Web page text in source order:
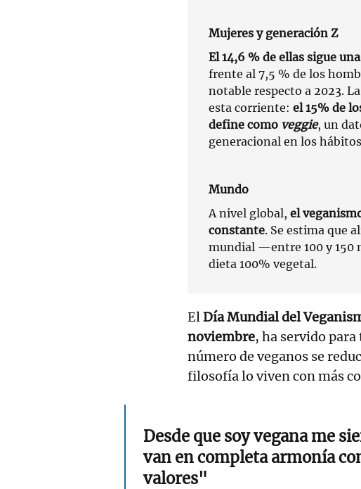
Mujeres y generación Z
El 14,6 % de ellas sigue
frente al 7,5 % de los
notable respecto a 2023.
esta corriente: el 15% de
define como veggie, un
generacional en los
Mundo
A nivel global, el
constante. Se estima que
mundial —entre 100 y 150
dieta 100% vegetal.
ElDía Mundial del
noviembre, ha servido
número de veganos se
filosofía lo viven con más
Desde que soy vegana me
van en completa armonía
valores"